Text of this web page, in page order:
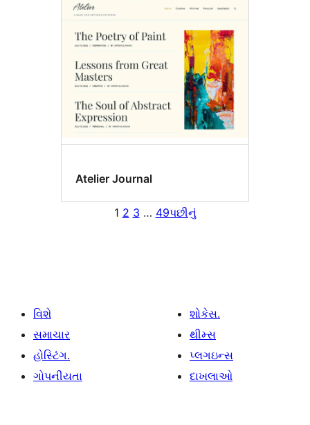
Atelier Journal
1 2 3 … 49પછીનું
વિશે
સમાચાર
હોસ્ટિંગ.
ગોપનીયતા
શોકેસ.
થીમ્સ
પ્લગઇન્સ
દાખલાઓ